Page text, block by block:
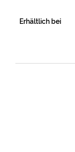
Erhältlich bei